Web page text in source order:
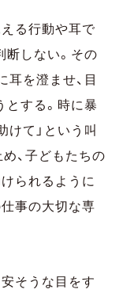
る行動や耳で
しない。その
耳を澄ませ、目
する。時に暴
けて」という叫
、子どもたちの
られるように
事の大切な専
そうな目をす